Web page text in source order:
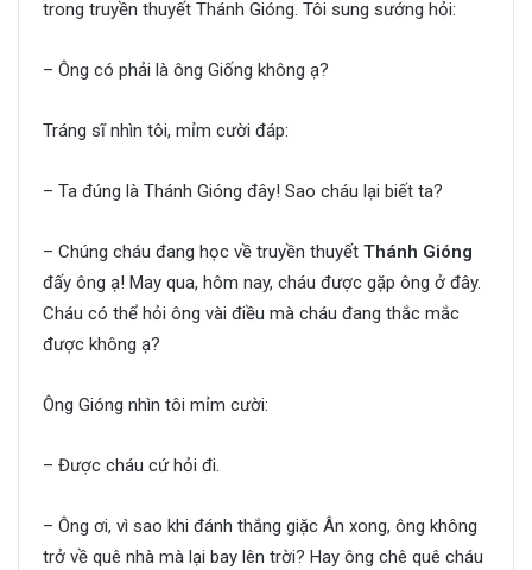
trong truyền thuyết Thánh Gióng. Tôi sung sướng hỏi:
– Ông có phải là ông Giống không ạ?
Tráng sĩ nhìn tôi, mỉm cười đáp:
– Ta đúng là Thánh Gióng đây! Sao cháu lại biết ta?
– Chúng cháu đang học về truyền thuyết Thánh Gióng
đấy ông ạ! May qua, hôm nay, cháu được gặp ông ở đây.
Cháu có thể hỏi ông vài điều mà cháu đang thắc mắc
được không ạ?
Ông Gióng nhìn tôi mỉm cười:
– Được cháu cứ hỏi đi.
– Ông ơi, vì sao khi đánh thắng giặc Ân xong, ông không
trở về quê nhà mà lại bay lên trời? Hay ông chê quê cháu